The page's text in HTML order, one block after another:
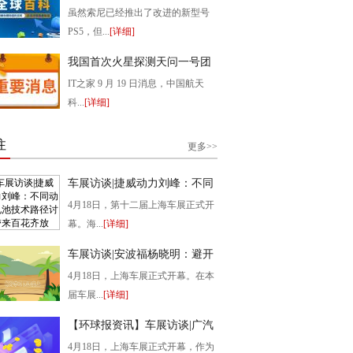
即将公布
虽然索尼已经推出了改进的新型号
PS5，但...[详细]
我国首次火星探测天问一号团
队获 2022 年度世界航天奖
IT之家 9 月 19 日消息，中国航天
科...[详细]
更多>>
车展访谈|捷威动力刘峰：不同
动力电池技术路径讨论带来百
花齐放
4月18日，第十二届上海车展正式开
幕。海...[详细]
车展访谈|安波福杨晓明：避开
企业“灵魂”，给予他们需要的
产品-全球信息
4月18日，上海车展正式开幕。在本
届车展...[详细]
【环球报资讯】车展访谈|广汽
冯兴亚：自主与合资的竞争将
4月18日，上海车展正式开幕，作为